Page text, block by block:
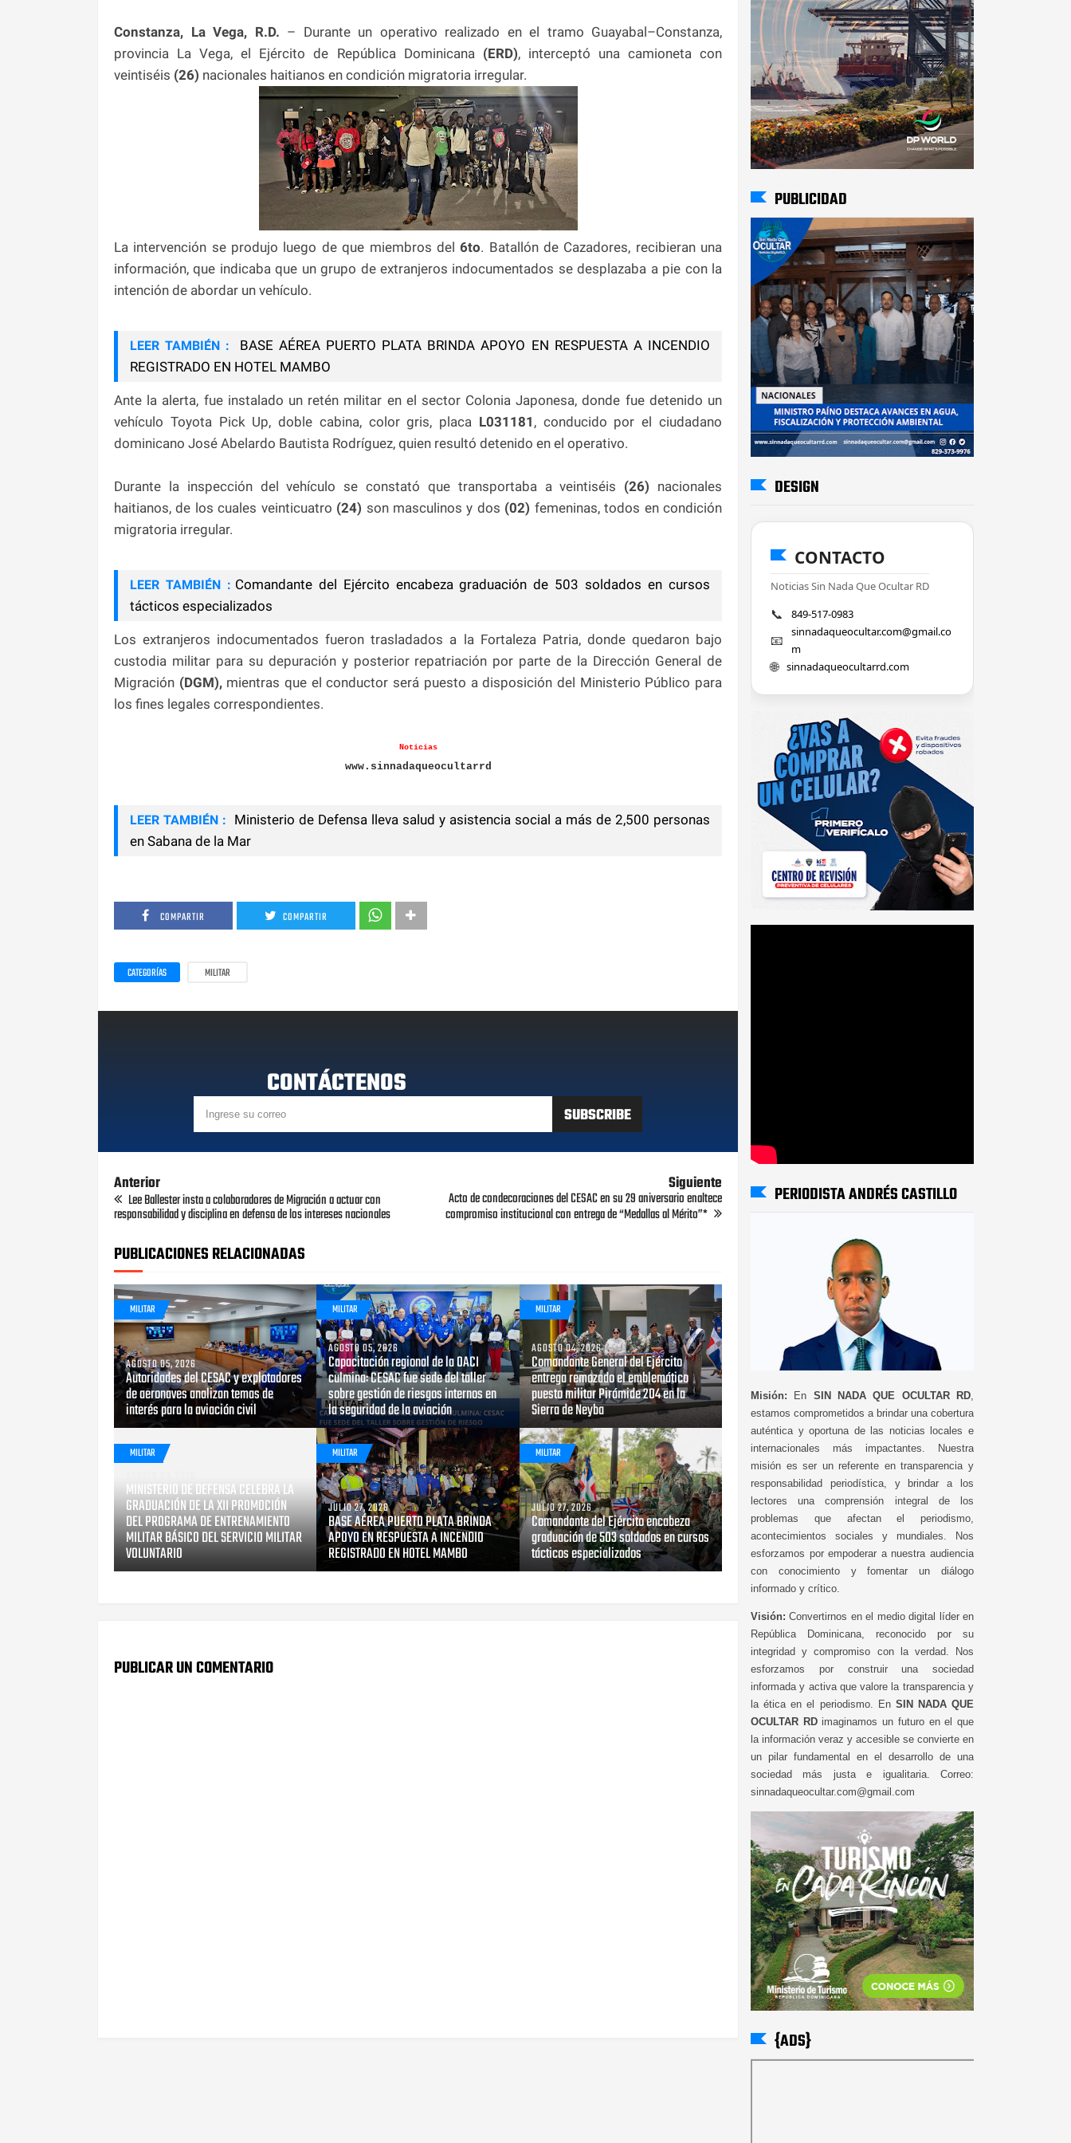
Constanza, La Vega, R.D. – Durante un operativo realizado en el tramo Guayabal–Constanza,
provincia La Vega, el Ejército de República Dominicana (ERD), interceptó una camioneta con
veintiséis (26) nacionales haitianos en condición migratoria irregular.
La intervención se produjo luego de que miembros del6to. Batallón de Cazadores, recibieran una
información, que indicaba que un grupo de extranjeros indocumentados se desplazaba a pie con la
intención de abordar un vehículo.
LEER TAMBIÉN :
BASE AÉREA PUERTO PLATA BRINDA APOYO EN RESPUESTA A INCENDIO
REGISTRADO EN HOTEL MAMBO
Ante la alerta, fue instalado un retén militar en el sector Colonia Japonesa, donde fue detenido un
vehículo Toyota Pick Up, doble cabina, color gris, placa L031181 , conducido por el ciudadano
dominicano José Abelardo Bautista Rodríguez, quien resultó detenido en el operativo.
Durante la inspección del vehículo se constató que transportaba a veintiséis (26) nacionales
haitianos, de los cuales veinticuatro (24) son masculinos y dos (02) femeninas, todos en condición
migratoria irregular.
LEER TAMBIÉN : Comandante del Ejército encabeza graduación de 503 soldados en cursos
tácticos especializados
Los extranjeros indocumentados fueron trasladados a la Fortaleza Patria, donde quedaron bajo
custodia militar para su depuración y posterior repatriación por parte de la Dirección General de
Migración (DGM), mientras que el conductor será puesto a disposición del Ministerio Público para
los fines legales correspondientes.
Noticias
www.sinnadaqueocultarrd
LEER TAMBIÉN :
Ministerio de Defensa lleva salud y asistencia social a más de 2,500 personas
en Sabana de la Mar
COMPARTIR COMPARTIR
CATEGORÍAS MILITAR
CONTÁCTENOS
Anterior
Lee Ballester insta a colaboradores de Migración a actuar con
responsabilidad y disciplina en defensa de los intereses nacionales
Siguiente
Acto de condecoraciones del CESAC en su 29 aniversario enaltece
compromiso institucional con entrega de “Medallas al Mérito”*
PUBLICACIONES RELACIONADAS
MILITAR
AGOSTO 05, 2026
Autoridades del CESAC y explotadores
de aeronaves analizan temas de
interés para la aviación civil
MILITAR
AGOSTO 05, 2026
Capacitación regional de la OACI
culmina: CESAC fue sede del taller
sobre gestión de riesgos internos en
la seguridad de la aviación
MILITAR
AGOSTO 04, 2026
Comandante General del Ejército
entrega remozado el emblemático
puesto militar Pirámide 204 en la
Sierra de Neyba
MILITAR
MINISTERIO DE DEFENSA CELEBRA LA
GRADUACIÓN DE LA XII PROMOCIÓN
DEL PROGRAMA DE ENTRENAMIENTO
MILITAR BÁSICO DEL SERVICIO MILITAR
VOLUNTARIO
MILITAR
JULIO 27, 2026
BASE AÉREA PUERTO PLATA BRINDA
APOYO EN RESPUESTA A INCENDIO
REGISTRADO EN HOTEL MAMBO
MILITAR
JULIO 27, 2026
Comandante del Ejército encabeza
graduación de 503 soldados en cursos
tácticos especializados
PUBLICAR UN COMENTARIO
PUBLICIDAD
DESIGN
CONTACTO
Noticias Sin Nada Que Ocultar RD
📞 849-517-0983
📧
sinnadaqueocultar.com@gmail.co
m
🌐 sinnadaqueocultarrd.com
PERIODISTA ANDRÉS CASTILLO
Misión: En SIN NADA QUE OCULTAR RD
estamos comprometidos a brindar una cobertura
auténtica y oportuna de las noticias locales e
internacionales más impactantes. Nuestra
misión es ser un referente en transparencia y
responsabilidad periodística, y brindar a los
lectores una comprensión integral de los
problemas que afectan el periodismo,
acontecimientos sociales y mundiales. Nos
esforzamos por empoderar a nuestra audiencia
con conocimiento y fomentar un diálogo
informado y crítico.
Visión: Convertirnos en el medio digital líder en
República Dominicana, reconocido por su
integridad y compromiso con la verdad. Nos
esforzamos por construir una sociedad
informada y activa que valore la transparencia y
la ética en el periodismo. En SIN NADA QUE
OCULTAR RDimaginamos un futuro en el que
la información veraz y accesible se convierte en
un pilar fundamental en el desarrollo de una
sociedad más justa e igualitaria. Correo:
sinnadaqueocultar.com@gmail.com
{ADS}